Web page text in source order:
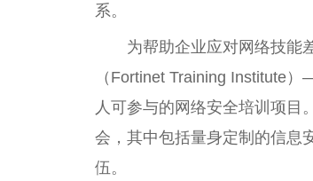
系。
为帮助企业应对网络技能
（Fortinet Training Institute
人可参与的网络安全培训项目
会，其中包括量身定制的信息
伍。